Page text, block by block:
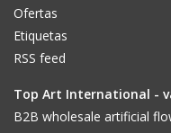
Ofertas
Etiquetas
RSS feed
Top Art International -
B2B wholesale artificial